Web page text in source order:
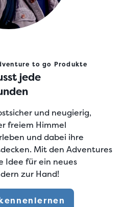
to go Produkte
jede
und neugierig,
freiem Himmel
und dabei ihre
Mit den Adventures
Idee für ein neues
zur Hand!